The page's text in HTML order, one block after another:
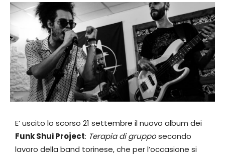
E’ uscito lo scorso 21 settembre il nuovo album dei
Funk Shui Project: Terapia di grupposecondo
lavoro della band torinese, che per l’occasione si